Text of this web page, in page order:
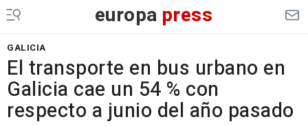
europa press
GALICIA
El transporte en bus urbano en
Galicia cae un 54 % con
respecto a junio del año pasado